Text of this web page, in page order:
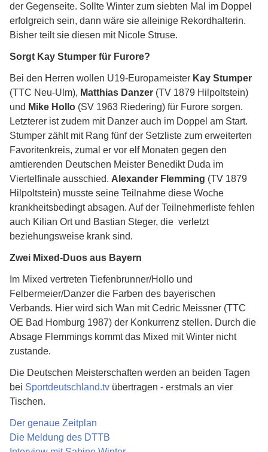
der Gegenseite. Sollte Winter zum siebten Mal im Doppel
erfolgreich sein, dann wäre sie alleinige Rekordhalterin.
Bisher teilt sie diesen mit Nicole Struse.
Sorgt Kay Stumper für Furore?
Bei den Herren wollen U19-Europameister Kay Stumper
(TTC Neu-Ulm), Matthias Danzer (TV 1879 Hilpoltstein)
und Mike Hollo (SV 1963 Riedering) für Furore sorgen.
Letzterer ist zudem mit Danzer auch im Doppel am Start.
Stumper zählt mit Rang fünf der Setzliste zum erweiterten
Favoritenkreis, zumal er vor elf Monaten gegen den
amtierenden Deutschen Meister Benedikt Duda im
Viertelfinale ausschied. Alexander Flemming (TV 1879
Hilpoltstein) musste seine Teilnahme diese Woche
krankheitsbedingt absagen. Auf der Teilnehmerliste fehlen
auch Kilian Ort und Bastian Steger, die verletzt
beziehungsweise krank sind.
Zwei Mixed-Duos aus Bayern
Im Mixed vertreten Tiefenbrunner/Hollo und
Felbermeier/Danzer die Farben des bayerischen
Verbands. Hier wird sich Wan mit Cedric Meissner (TTC
OE Bad Homburg 1987) der Konkurrenz stellen. Durch die
Absage Flemmings kommt das Mixed mit Winter nicht
zustande.
Die Deutschen Meisterschaften werden an beiden Tagen
bei Sportdeutschland.tv übertragen - erstmals an vier
Tischen.
Der genaue Zeitplan
Die Meldung des DTTB